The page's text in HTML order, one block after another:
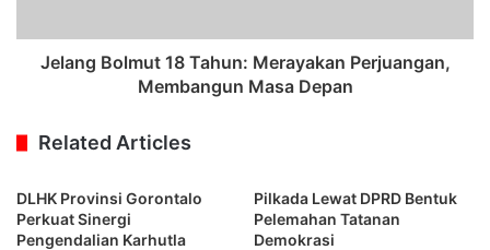
Jelang Bolmut 18 Tahun: Merayakan Perjuangan,
Membangun Masa Depan
Related Articles
DLHK Provinsi Gorontalo
Perkuat Sinergi
Pengendalian Karhutla
Pilkada Lewat DPRD Bentuk
Pelemahan Tatanan
Demokrasi